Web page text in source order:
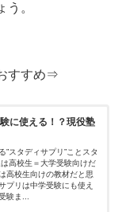
。
すすめ⇒
に使える！？現役塾
”スタディサプリ”ことスタ
高校生＝大学受験向けだ
高校生向けの教材だと思
プリは中学受験にも使え
験ま...